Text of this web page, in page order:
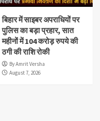
बिहार में साइबर अपराधियों पर
पुलिस का बड़ा प्रहार, सात
महीनों में 104 करोड़ रुपये की
ठगी की राशि रोकी
By Amrit Versha
August 7, 2026